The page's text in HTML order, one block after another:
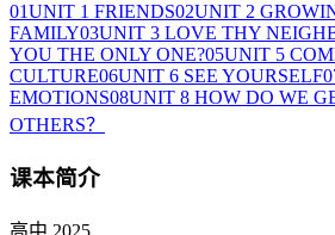
01UNIT 1 FRIENDS02UNIT 2
FAMILY03UNIT 3 LOVE THY
YOU THE ONLY ONE?05UNIT 5
CULTURE06UNIT 6 SEE YOURSELF
EMOTIONS08UNIT 8 HOW DO WE
OTHERS？
课本简介
高中 2025